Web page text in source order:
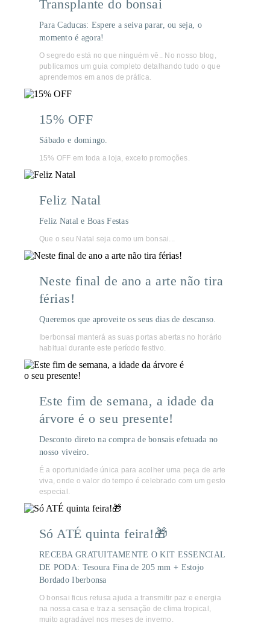
Transplante do bonsai
Para Caducas: Espere a seiva parar, ou seja, o
momento é agora!
O segredo está no que ninguém vê.. No nosso blog,
publicamos um guia completo detalhando tudo o que
aprendemos em anos de prática.
15% OFF
Sábado e domingo.
15% OFF em toda a loja, exceto promoções.
Feliz Natal
Feliz Natal e Boas Festas
Que o seu Natal seja como um bonsai...
Neste final de ano a arte não tira
férias!
Queremos que aproveite os seus dias de descanso.
Iberbonsai manterá as suas portas abertas no horário
habitual durante este período festivo.
Este fim de semana, a idade da
árvore é o seu presente!
Desconto direto na compra de bonsais efetuada no
nosso viveiro.
É a oportunidade única para acolher uma peça de arte
viva, onde o valor do tempo é celebrado com um gesto
especial.
Só ATÉ quinta feira!🎁
RECEBA GRATUITAMENTE O KIT ESSENCIAL
DE PODA: Tesoura Fina de 205 mm + Estojo
Bordado Iberbonsa
O bonsai ficus retusa ajuda a transmitir paz e energia
na nossa casa e traz a sensação de clima tropical,
muito agradável nos meses de inverno.